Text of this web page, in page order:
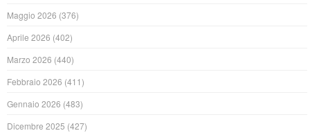
Maggio 2026 (376)
Aprile 2026 (402)
Marzo 2026 (440)
Febbraio 2026 (411)
Gennaio 2026 (483)
Dicembre 2025 (427)